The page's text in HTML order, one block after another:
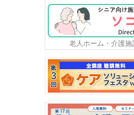
老人ホーム・介護施